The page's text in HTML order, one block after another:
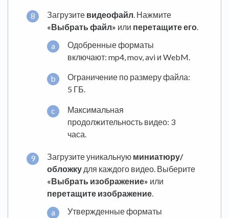
Загрузите видеофайл. Нажмите
«Выбрать файл» или перетащите его.
Одобренные форматы
включают: mp4, mov, avi и WebM.
Ограничение по размеру файла:
5 ГБ.
Максимальная
продолжительность видео: 3
часа.
Загрузите уникальную миниатюру/
обложку для каждого видео. Выберите
«Выбрать изображение» или
перетащите изображение.
Утвержденные форматы